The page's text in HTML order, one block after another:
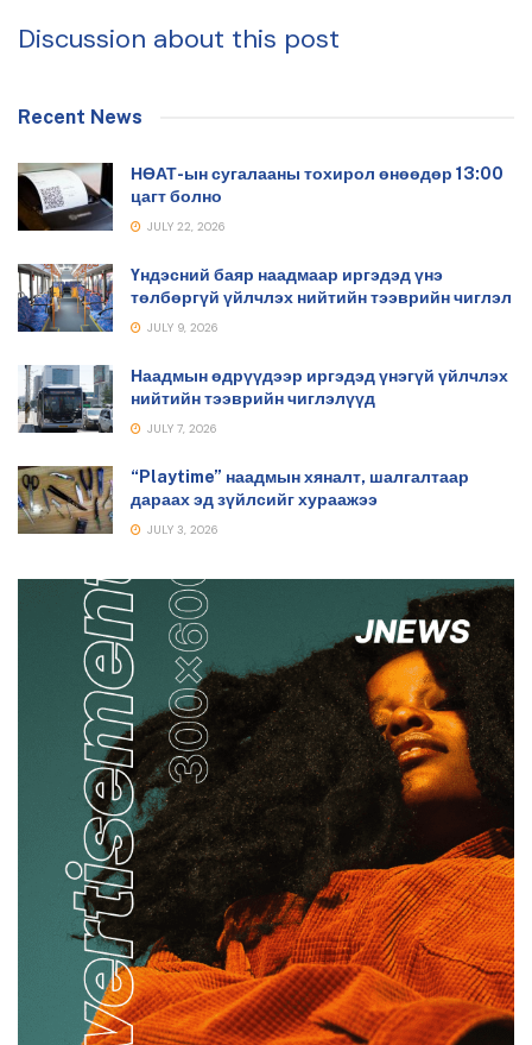
Discussion about this post
Recent News
НӨАТ-ын сугалааны тохирол өнөөдөр 13:00
цагт болно
JULY 22, 2026
Үндэсний баяр наадмаар иргэдэд үнэ
төлбөргүй үйлчлэх нийтийн тээврийн чиглэл
JULY 9, 2026
Наадмын өдрүүдээр иргэдэд үнэгүй үйлчлэх
нийтийн тээврийн чиглэлүүд
JULY 7, 2026
“Playtime” наадмын хяналт, шалгалтаар
дараах эд зүйлсийг хураажээ
JULY 3, 2026